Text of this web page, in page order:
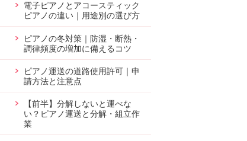
電子ピアノとアコースティック
ピアノの違い｜用途別の選び方
ピアノの冬対策｜防湿・断熱・
調律頻度の増加に備えるコツ
ピアノ運送の道路使用許可｜申
請方法と注意点
【前半】分解しないと運べな
い？ピアノ運送と分解・組立作
業